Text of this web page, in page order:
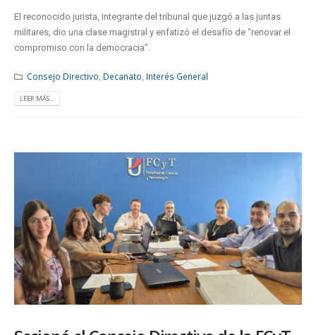
El reconocido jurista, integrante del tribunal que juzgó a las juntas
militares, dio una clase magistral y enfatizó el desafío de “renovar el
compromiso con la democracia”.
Consejo Directivo, Decanato, Interés General
LEER MÁS...